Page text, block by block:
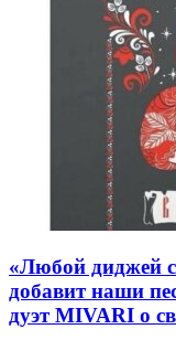
«Любой диджей
добавит наши
дуэт MIVARI о